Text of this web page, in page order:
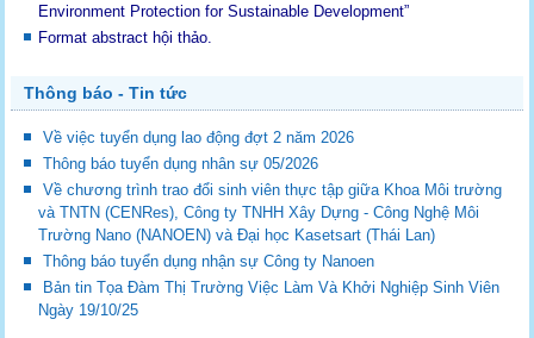
Environment Protection for Sustainable Development”
Format abstract hội thảo.
Thông báo - Tin tức
Về việc tuyển dụng lao động đợt 2 năm 2026
Thông báo tuyển dụng nhân sự 05/2026
Về chương trình trao đổi sinh viên thực tập giữa Khoa Môi trường
và TNTN (CENRes), Công ty TNHH Xây Dựng - Công Nghệ Môi
Trường Nano (NANOEN) và Đại học Kasetsart (Thái Lan)
Thông báo tuyển dụng nhận sự Công ty Nanoen
Bản tin Tọa Đàm Thị Trường Việc Làm Và Khởi Nghiệp Sinh Viên
Ngày 19/10/25